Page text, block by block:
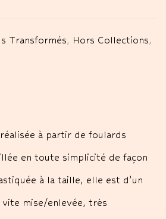
Transformés, Hors Collections,
à partir de foulards
en toute simplicité de façon
à la taille, elle est d’un
mise/enlevée, très